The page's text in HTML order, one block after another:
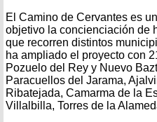
El Camino de Cervantes es
objetivo la concienciación de
que recorren distintos
ha ampliado el proyecto con
Pozuelo del Rey y Nuevo
Paracuellos del Jarama,
Ribatejada, Camarma de la
Villalbilla, Torres de la